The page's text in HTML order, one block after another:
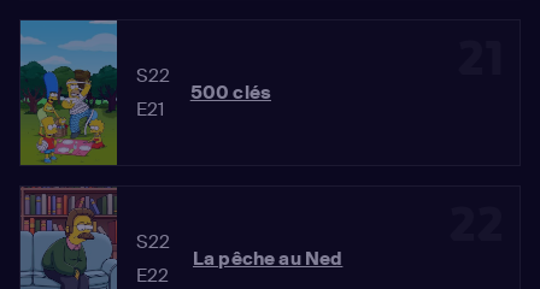
S22
E21
500 clés
S22
E22
La pêche au Ned